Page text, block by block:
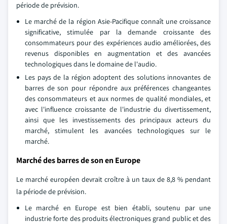
période de prévision.
Le marché de la région Asie-Pacifique connaît une croissance
significative, stimulée par la demande croissante des
consommateurs pour des expériences audio améliorées, des
revenus disponibles en augmentation et des avancées
technologiques dans le domaine de l'audio.
Les pays de la région adoptent des solutions innovantes de
barres de son pour répondre aux préférences changeantes
des consommateurs et aux normes de qualité mondiales, et
avec l'influence croissante de l'industrie du divertissement,
ainsi que les investissements des principaux acteurs du
marché, stimulent les avancées technologiques sur le
marché.
Marché des barres de son en Europe
Le marché européen devrait croître à un taux de 8,8 % pendant
la période de prévision.
Le marché en Europe est bien établi, soutenu par une
industrie forte des produits électroniques grand public et des